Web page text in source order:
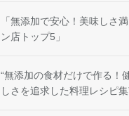
「無添加で安心！美味しさ
ン店トップ5」
“無添加の食材だけで作る！
しさを追求した料理レシピ集